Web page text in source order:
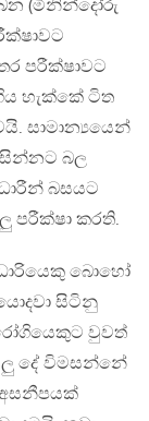
(මිනින්දෝරු
පරීක්ෂාවට
හැක්කේ ටිත
සාමාන්‍යයෙන්
බල
බසයට
පරීක්ෂා කරති.
බෙ‍ාහෝ
සිටිනු
වුවත්
දේ විමසන්නේ